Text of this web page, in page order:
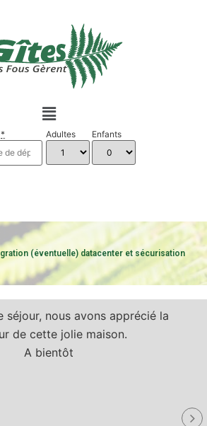
* Adultes Enfants
(éventuelle) datacenter et sécurisation
séjour, nous avons apprécié la
de cette jolie maison.
A bientôt